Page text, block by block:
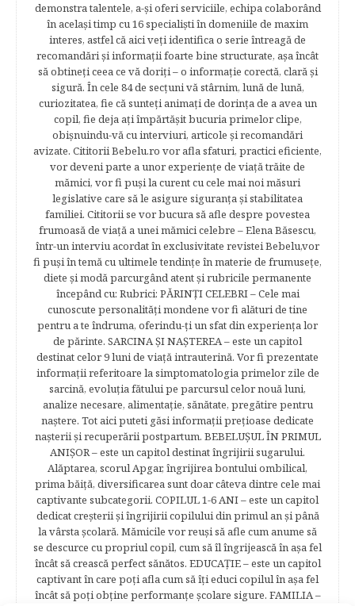
demonstra talentele, a-şi oferi serviciile, echipa colaborând
în acelaşi timp cu 16 specialişti în domeniile de maxim
interes, astfel că aici veţi identifica o serie întreagă de
recomandări şi informaţii foarte bine structurate, aşa încât
să obtineţi ceea ce vă doriţi – o informaţie corectă, clară şi
sigură. În cele 84 de secțuni vă stârnim, lună de lună,
curiozitatea, fie că sunteţi animaţi de dorinţa de a avea un
copil, fie deja aţi împărtăşit bucuria primelor clipe,
obişnuindu-vă cu interviuri, articole şi recomandări
avizate. Cititorii Bebelu.ro vor afla sfaturi, practici eficiente,
vor deveni parte a unor experienţe de viaţă trăite de
mămici, vor fi puşi la curent cu cele mai noi măsuri
legislative care să le asigure siguranţa şi stabilitatea
familiei. Cititorii se vor bucura să afle despre povestea
frumoasă de viață a unei mămici celebre – Elena Băsescu,
într-un interviu acordat în exclusivitate revistei Bebelu,vor
fi puşi în temă cu ultimele tendinţe în materie de frumuseţe,
diete şi modă parcurgând atent şi rubricile permanente
începând cu: Rubrici: PĂRINŢI CELEBRI – Cele mai
cunoscute personalităţi mondene vor fi alături de tine
pentru a te îndruma, oferindu-ţi un sfat din experienţa lor
de părinte. SARCINA ŞI NAŞTEREA – este un capitol
destinat celor 9 luni de viaţă intrauterină. Vor fi prezentate
informaţii referitoare la simptomatologia primelor zile de
sarcină, evoluţia fătului pe parcursul celor nouă luni,
analize necesare, alimentaţie, sănătate, pregătire pentru
naştere. Tot aici puteti găsi informaţii preţioase dedicate
naşterii şi recuperării postpartum. BEBELUŞUL ÎN PRIMUL
ANIŞOR – este un capitol destinat îngrijirii sugarului.
Alăptarea, scorul Apgar, îngrijirea bontului ombilical,
prima băiţă, diversificarea sunt doar câteva dintre cele mai
captivante subcategorii. COPILUL 1-6 ANI – este un capitol
dedicat creşterii şi îngrijirii copilului din primul an şi până
la vârsta şcolară. Mămicile vor reuşi să afle cum anume să
se descurce cu propriul copil, cum să îl îngrijească în aşa fel
încât să crească perfect sănătos. EDUCAŢIE – este un capitol
captivant în care poţi afla cum să îţi educi copilul în aşa fel
încât să poţi obţine performanţe şcolare sigure. FAMILIA –